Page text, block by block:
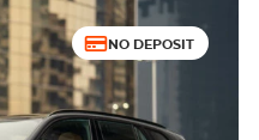
NO DEPOSIT